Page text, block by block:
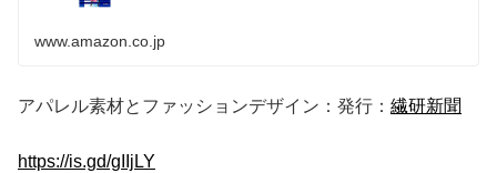
www.amazon.co.jp
アパレル素材とファッションデザイン：発行： 繊研新聞
https://is.gd/gIIjLY